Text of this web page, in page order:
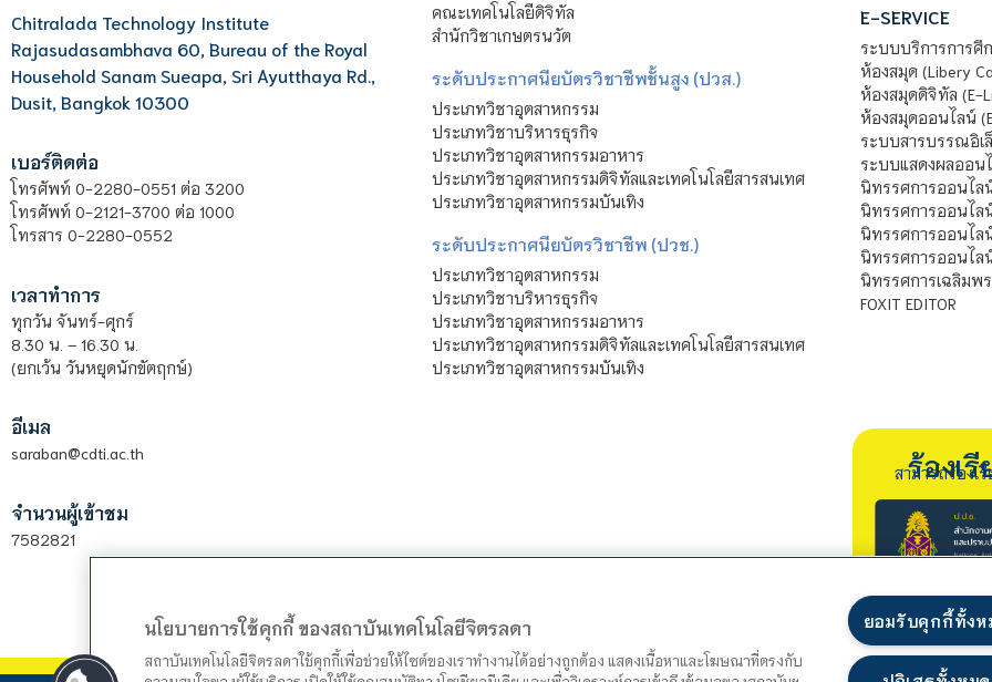
Chitralada Technology Institute
Rajasudasambhava 60, Bureau of the Royal
Household Sanam Sueapa, Sri Ayutthaya Rd.,
Dusit, Bangkok 10300
เบอร์ติดต่อ
โทรศัพท์ 0-2280-0551 ต่อ 3200
โทรศัพท์ 0-2121-3700 ต่อ 1000
โทรสาร 0-2280-0552
เวลาทำการ
ทุกวัน จันทร์-ศุกร์
8.30 น. – 16.30 น.
(ยกเว้น วันหยุดนักขัตฤกษ์)
อีเมล
saraban@cdti.ac.th
จำนวนผู้เข้าชม
7582821
คณะเทคโนโลยีดิจิทัล
สำนักวิชาเกษตรนวัต
ระดับประกาศนียบัตรวิชาชีพชั้นสูง (ปวส.)
ประเภทวิชาอุตสาหกรรม
ประเภทวิชาบริหารธุรกิจ
ประเภทวิชาอุตสาหกรรมอาหาร
ประเภทวิชาอุตสาหกรรมดิจิทัลและเทคโนโลยีสารสนเทศ
ประเภทวิชาอุตสาหกรรมบันเทิง
ระดับประกาศนียบัตรวิชาชีพ (ปวช.)
ประเภทวิชาอุตสาหกรรม
ประเภทวิชาบริหารธุรกิจ
ประเภทวิชาอุตสาหกรรมอาหาร
ประเภทวิชาอุตสาหกรรมดิจิทัลและเทคโนโลยีสารสนเทศ
ประเภทวิชาอุตสาหกรรมบันเทิง
E-SERVICE
ระบบบริการการศึก
ห้องสมุด (Libery
ห้องสมุดดิจิทัล (E-
ห้องสมุดออนไลน์
ระบบสารบรรณอิเ
ระบบแสดงผลออน
นิทรรศการออนไล
นิทรรศการออนไล
นิทรรศการออนไล
นิทรรศการออนไล
นิทรรศการเฉลิมพ
FOXIT EDITOR
ร้องเ
สามารถร้อง
นโยบายการใช้คุกกี้ ของสถาบันเทคโนโลยีจิตรลดา
สถาบันเทคโนโลยีจิตรลดาใช้คุกกี้เพื่อช่วยให้ไซต์ของเราทำงานได้อย่างถูกต้อง แสดงเนื้อหาและโฆษณาที่ตรงกับ
ยอมรับคุกกี้ทั้งห